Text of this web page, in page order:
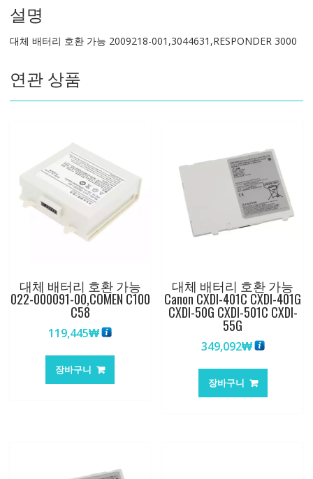
설명
대체 배터리 호환 가능 2009218-001,3044631,RESPONDER 3000
연관 상품
대체 배터리 호환 가능
022-000091-00,COMEN C100
C58
119,445₩
장바구니
대체 배터리 호환 가능
Canon CXDI-401C CXDI-401G
CXDI-50G CXDI-501C CXDI-
55G
349,092₩
장바구니